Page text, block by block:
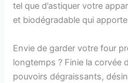
tel que d’astiquer votre
et biodégradable qui
Envie de garder votre four
longtemps ? Finie la corvée
pouvoirs dégraissants,